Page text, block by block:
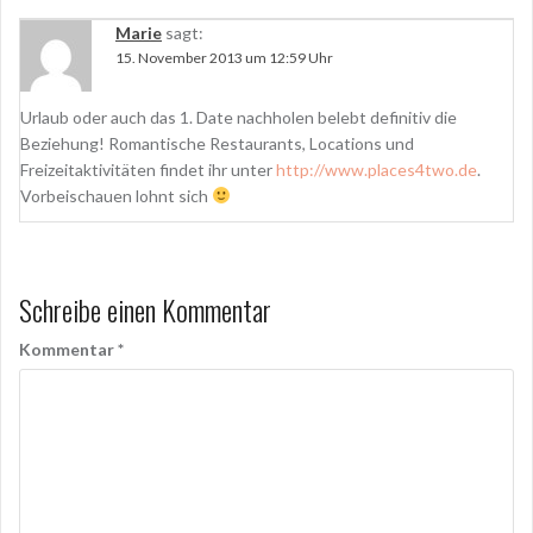
e
u
e
m
n
s
t
e
r
g
e
f
e
u
e
m
n
s
t
e
r
g
e
f
)
Marie sagt:
15. November 2013 um 12:59 Uhr
Urlaub oder auch das 1. Date nachholen belebt definitiv die
Beziehung! Romantische Restaurants, Locations und
Freizeitaktivitäten findet ihr unterhttp://www.places4two.de.
Vorbeischauen lohnt sich
Schreibe einen Kommentar
Kommentar*